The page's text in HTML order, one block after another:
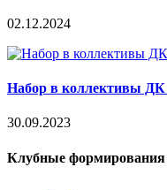
02.12.2024
Набор в коллективы ДК
30.09.2023
Клубные формирования